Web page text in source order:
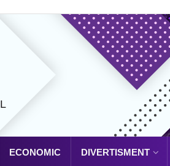
ECONOMIC DIVERTISMENT